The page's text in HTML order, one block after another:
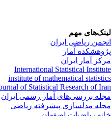
مهم
ریاضی ایران
آمار
آمار ایران
International Statistical
institute of mathematical
Journal of Statistical Research of
بررسی‌های آمار رسمی ایران
مدلسازی پیشرفته ریاضی